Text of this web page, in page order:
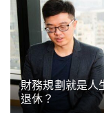
財務規劃就是人
退休？